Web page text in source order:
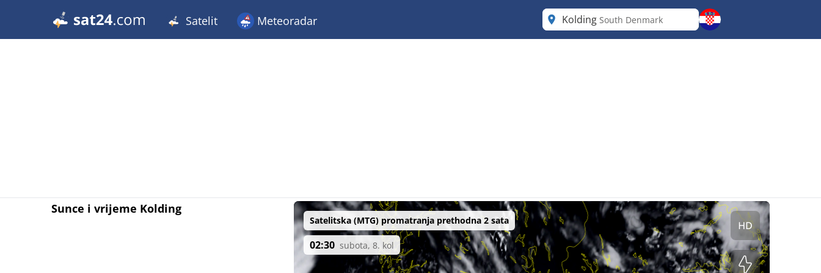
Satelit Meteoradar Kolding South Denmark
Sunce i vrijeme Kolding
Satelitska (MTG) promatranja prethodna 2 sata
02:30 subota, 8. kol